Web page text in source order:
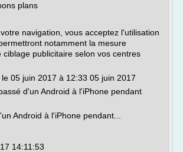
plans
navigation, vous acceptez l'utilisation
notamment la mesure
ciblage publicitaire selon vos centres
05 juin 2017 à 12:33 05 juin 2017
d'un Android à l'iPhone pendant
Android à l'iPhone pendant...
14:11:53